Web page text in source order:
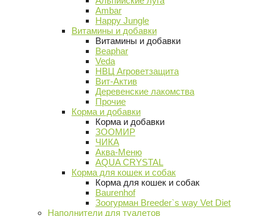
Ambar
Happy Jungle
Витамины и добавки
Витамины и добавки
Beaphar
Veda
НВЦ Агроветзащита
Вит-Актив
Деревенские лакомства
Прочие
Корма и добавки
Корма и добавки
ЗООМИР
ЧИКА
Аква-Меню
AQUA CRYSTAL
Корма для кошек и собак
Корма для кошек и собак
Baurenhof
Зоогурман Breeder`s way Vet Diet
Наполнители для туалетов